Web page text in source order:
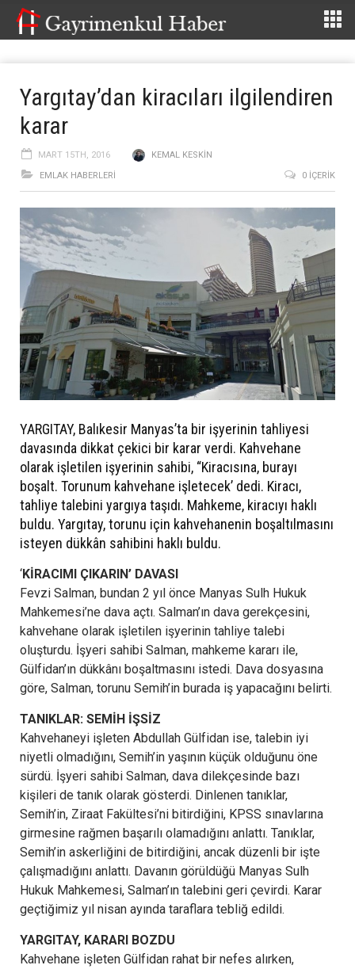
Yargıtay’dan kiracıları ilgilendiren
karar
MART 15TH, 2016
KEMAL KESKIN
EMLAK HABERLERI
0 İÇERIK
YARGITAY, Balıkesir Manyas’ta bir işyerinin tahliyesi
davasında dikkat çekici bir karar verdi. Kahvehane
olarak işletilen işyerinin sahibi, “Kiracısına, burayı
boşalt. Torunum kahvehane işletecek’ dedi. Kiracı,
tahliye talebini yargıya taşıdı. Mahkeme, kiracıyı haklı
buldu. Yargıtay, torunu için kahvehanenin boşaltılmasını
isteyen dükkân sahibini haklı buldu.
‘KİRACIMI ÇIKARIN’ DAVASI
Fevzi Salman, bundan 2 yıl önce Manyas Sulh Hukuk
Mahkemesi’ne dava açtı. Salman’ın dava gerekçesini,
kahvehane olarak işletilen işyerinin tahliye talebi
oluşturdu. İşyeri sahibi Salman, mahkeme kararı ile,
Gülfidan’ın dükkânı boşaltmasını istedi. Dava dosyasına
göre, Salman, torunu Semih’in burada iş yapacağını belirti.
TANIKLAR: SEMİH İŞSİZ
Kahvehaneyi işleten Abdullah Gülfidan ise, talebin iyi
niyetli olmadığını, Semih’in yaşının küçük olduğunu öne
sürdü. İşyeri sahibi Salman, dava dilekçesinde bazı
kişileri de tanık olarak gösterdi. Dinlenen tanıklar,
Semih’in, Ziraat Fakültesi’ni bitirdiğini, KPSS sınavlarına
girmesine rağmen başarılı olamadığını anlattı. Tanıklar,
Semih’in askerliğini de bitirdiğini, ancak düzenli bir işte
çalışmadığını anlattı. Davanın görüldüğü Manyas Sulh
Hukuk Mahkemesi, Salman’ın talebini geri çevirdi. Karar
geçtiğimiz yıl nisan ayında taraflara tebliğ edildi.
YARGITAY, KARARI BOZDU
Kahvehane işleten Gülfidan rahat bir nefes alırken,